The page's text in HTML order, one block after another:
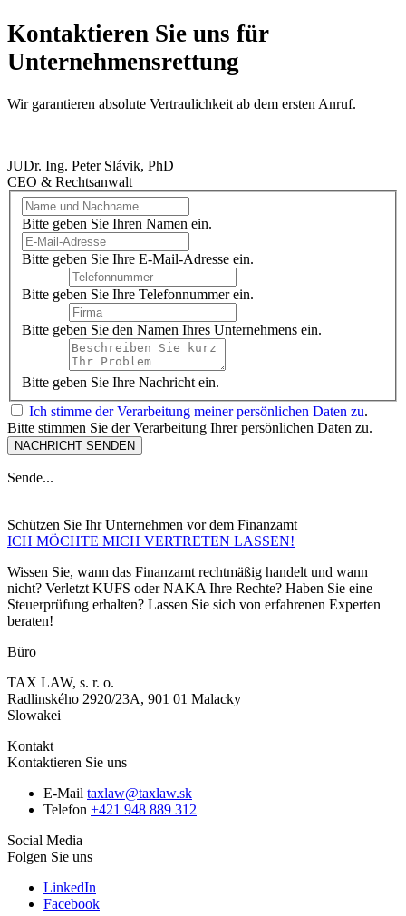
Kontaktieren Sie uns für
Unternehmensrettung
Wir garantieren absolute Vertraulichkeit ab dem ersten Anruf.
JUDr. Ing. Peter Slávik, PhD
CEO & Rechtsanwalt
Bitte geben Sie Ihren Namen ein.
Bitte geben Sie Ihre E-Mail-Adresse ein.
Bitte geben Sie Ihre Telefonnummer ein.
Bitte geben Sie den Namen Ihres Unternehmens ein.
Bitte geben Sie Ihre Nachricht ein.
Ich stimme der Verarbeitung meiner persönlichen Daten zu.
Bitte stimmen Sie der Verarbeitung Ihrer persönlichen Daten zu.
NACHRICHT SENDEN
Sende...
Schützen Sie Ihr Unternehmen vor dem Finanzamt
ICH MÖCHTE MICH VERTRETEN LASSEN!
Wissen Sie, wann das Finanzamt rechtmäßig handelt und wann
nicht? Verletzt KUFS oder NAKA Ihre Rechte? Haben Sie eine
Steuerprüfung erhalten? Lassen Sie sich von erfahrenen Experten
beraten!
Büro
TAX LAW, s. r. o.
Radlinského 2920/23A, 901 01 Malacky
Slowakei
Kontakt
Kontaktieren Sie uns
E-Mail taxlaw@taxlaw.sk
Telefon +421 948 889 312
Social Media
Folgen Sie uns
LinkedIn
Facebook